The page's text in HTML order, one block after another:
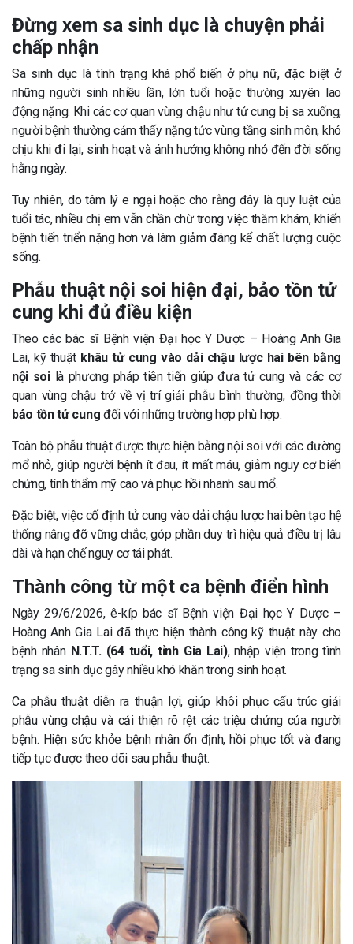
Đừng xem sa sinh dục là chuyện phải
chấp nhận
Sa sinh dục là tình trạng khá phổ biến ở phụ nữ, đặc biệt ở
những người sinh nhiều lần, lớn tuổi hoặc thường xuyên lao
động nặng. Khi các cơ quan vùng chậu như tử cung bị sa xuống,
người bệnh thường cảm thấy nặng tức vùng tầng sinh môn, khó
chịu khi đi lại, sinh hoạt và ảnh hưởng không nhỏ đến đời sống
hằng ngày.
Tuy nhiên, do tâm lý e ngại hoặc cho rằng đây là quy luật của
tuổi tác, nhiều chị em vẫn chần chừ trong việc thăm khám, khiến
bệnh tiến triển nặng hơn và làm giảm đáng kể chất lượng cuộc
sống.
Phẫu thuật nội soi hiện đại, bảo tồn tử
cung khi đủ điều kiện
Theo các bác sĩ Bệnh viện Đại học Y Dược – Hoàng Anh Gia
Lai, kỹ thuật khâu tử cung vào dải chậu lược hai bên bằng
nội soilà phương pháp tiên tiến giúp đưa tử cung và các cơ
quan vùng chậu trở về vị trí giải phẫu bình thường, đồng thời
bảo tồn tử cung đối với những trường hợp phù hợp.
Toàn bộ phẫu thuật được thực hiện bằng nội soi với các đường
mổ nhỏ, giúp người bệnh ít đau, ít mất máu, giảm nguy cơ biến
chứng, tính thẩm mỹ cao và phục hồi nhanh sau mổ.
Đặc biệt, việc cố định tử cung vào dải chậu lược hai bên tạo hệ
thống nâng đỡ vững chắc, góp phần duy trì hiệu quả điều trị lâu
dài và hạn chế nguy cơ tái phát.
Thành công từ một ca bệnh điển hình
Ngày 29/6/2026, ê-kíp bác sĩ Bệnh viện Đại học Y Dược –
Hoàng Anh Gia Lai đã thực hiện thành công kỹ thuật này cho
bệnh nhân N.T.T. (64 tuổi, tỉnh Gia Lai), nhập viện trong tình
trạng sa sinh dục gây nhiều khó khăn trong sinh hoạt.
Ca phẫu thuật diễn ra thuận lợi, giúp khôi phục cấu trúc giải
phẫu vùng chậu và cải thiện rõ rệt các triệu chứng của người
bệnh. Hiện sức khỏe bệnh nhân ổn định, hồi phục tốt và đang
tiếp tục được theo dõi sau phẫu thuật.